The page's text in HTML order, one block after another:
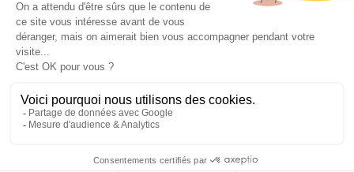
Nous contacter
Mentions légales
Politique de confidentialité